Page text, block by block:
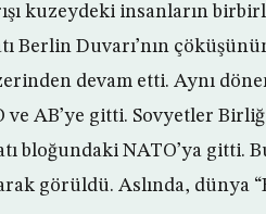
kuzeydeki insanların
Berlin Duvarı’nın
devam etti. Aynı
ve AB’ye gitti. Sovyetler
bloğundaki NATO’ya gitti.
görüldü. Aslında, dünya